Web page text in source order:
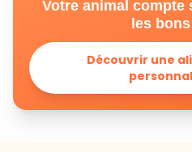
Votre animal
les
Découvrir une